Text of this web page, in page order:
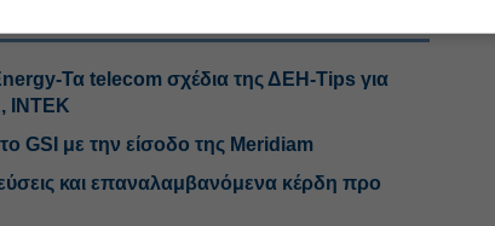
Τα telecom σχέδια της ΔΕΗ-Tips για
ΙΝΤΕΚ
GSI με την είσοδο της Meridiam
και επαναλαμβανόμενα κέρδη προ